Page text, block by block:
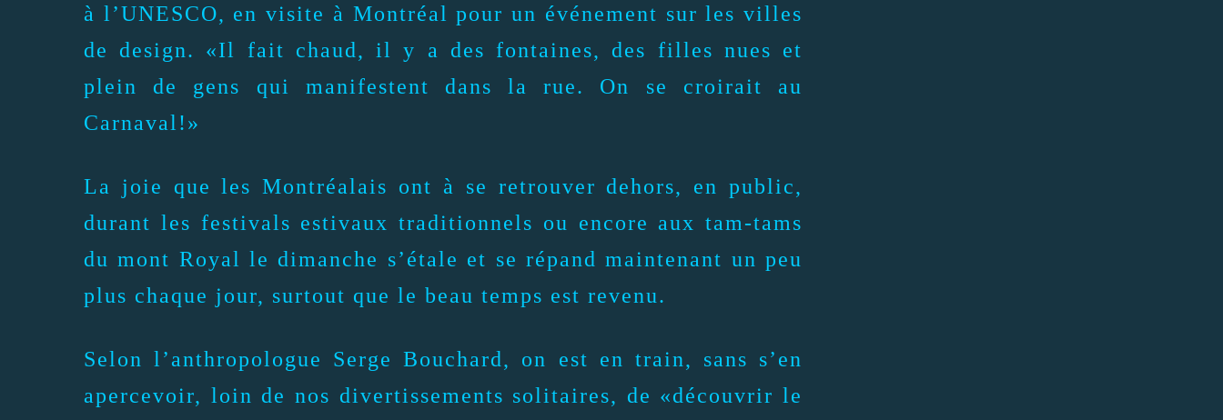
à l’UNESCO, en visite à Montréal pour un événement sur les villes
de design. «Il fait chaud, il y a des fontaines, des filles nues et
plein de gens qui manifestent dans la rue. On se croirait au
Carnaval!»
La joie que les Montréalais ont à se retrouver dehors, en public,
durant les festivals estivaux traditionnels ou encore aux tam-tams
du mont Royal le dimanche s’étale et se répand maintenant un peu
plus chaque jour, surtout que le beau temps est revenu.
Selon l’anthropologue Serge Bouchard, on est en train, sans s’en
apercevoir, loin de nos divertissements solitaires, de «découvrir le